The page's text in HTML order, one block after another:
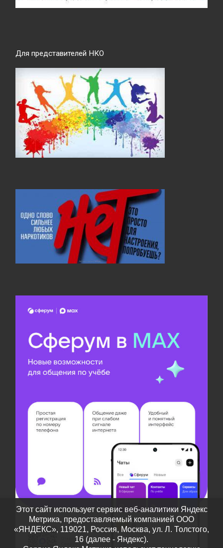
Для представителей НКО
Этот сайт использует сервис веб-аналитики Яндекс
Метрика, предоставляемый компанией ООО
«ЯНДЕКС», 119021, Россия, Москва, ул. Л. Толстого,
16 (далее - Яндекс).